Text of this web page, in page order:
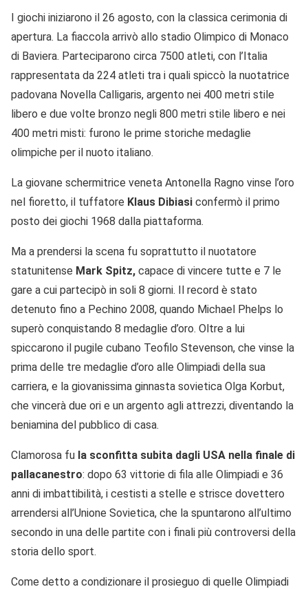
I giochi iniziarono il 26 agosto, con la classica cerimonia di
apertura. La fiaccola arrivò allo stadio Olimpico di Monaco
di Baviera. Parteciparono circa 7500 atleti, con l’Italia
rappresentata da 224 atleti tra i quali spiccò la nuotatrice
padovana Novella Calligaris, argento nei 400 metri stile
libero e due volte bronzo negli 800 metri stile libero e nei
400 metri misti: furono le prime storiche medaglie
olimpiche per il nuoto italiano.
La giovane schermitrice veneta Antonella Ragno vinse l’oro
nel fioretto, il tuffatore Klaus Dibiasi confermò il primo
posto dei giochi 1968 dalla piattaforma.
Ma a prendersi la scena fu soprattutto il nuotatore
statunitense Mark Spitz, capace di vincere tutte e 7 le
gare a cui partecipò in soli 8 giorni. Il record è stato
detenuto fino a Pechino 2008, quando Michael Phelps lo
superò conquistando 8 medaglie d’oro. Oltre a lui
spiccarono il pugile cubano Teofilo Stevenson, che vinse la
prima delle tre medaglie d’oro alle Olimpiadi della sua
carriera, e la giovanissima ginnasta sovietica Olga Korbut,
che vincerà due ori e un argento agli attrezzi, diventando la
beniamina del pubblico di casa.
Clamorosa fu la sconfitta subita dagli USA nella finale di
pallacanestro: dopo 63 vittorie di fila alle Olimpiadi e 36
anni di imbattibilità, i cestisti a stelle e strisce dovettero
arrendersi all’Unione Sovietica, che la spuntarono all’ultimo
secondo in una delle partite con i finali più controversi della
storia dello sport.
Come detto a condizionare il prosieguo di quelle Olimpiadi